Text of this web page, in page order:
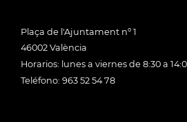
Plaça de l'Ajuntament nº 1
46002 València
Horarios: lunes a viernes de 8:30 a
Teléfono: 963 52 54 78